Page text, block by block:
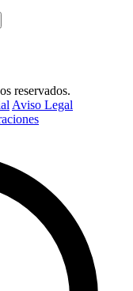
reservados.
Aviso Legal